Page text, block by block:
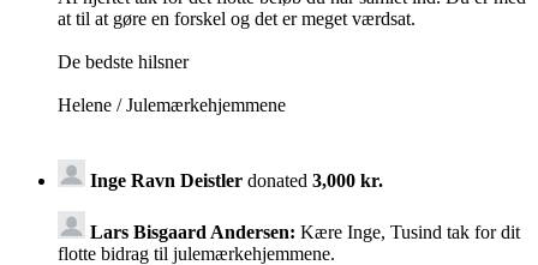
at til at gøre en forskel og det er meget værdsat.
De bedste hilsner
Helene / Julemærkehjemmene
Inge Ravn Deistler donated 3,000 kr.
Lars Bisgaard Andersen: Kære Inge, Tusind tak for dit
flotte bidrag til julemærkehjemmene.